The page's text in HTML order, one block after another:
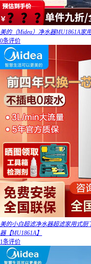
美的（Midea）净水器MU1861A
0条评价
美的小白超滤净水器超滤家用式厨
器【MU1861A】
1条评价